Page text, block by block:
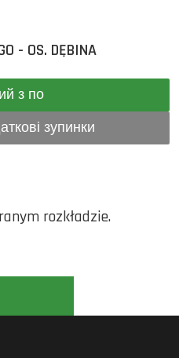
- OS. DĘBINA
Дійсний з по
зупинки
rozkładzie.